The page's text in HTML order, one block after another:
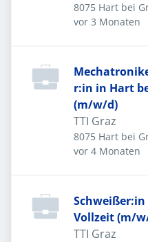
8075 Hart bei
Veröffentlicht:
vor 3 Monaten
r:in in Hart
(m/w/d)
TTI Graz
8075 Hart bei
Veröffentlicht:
vor 4 Monaten
Vollzeit (m/
TTI Graz